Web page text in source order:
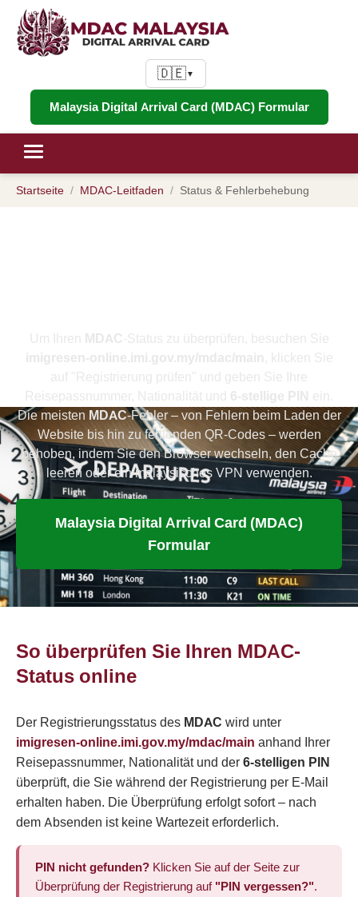
🇩🇪▼
Malaysia Digital Arrival Card (MDAC) Formular
Startseite MDAC-Leitfaden Status & Fehlerbehebung
Die meisten MDAC-Fehler – von Fehlern beim Laden der
Website bis hin zu fehlenden QR-Codes – werden
behoben, indem Sie den Browser wechseln, den Cache
leeren oder ein malaysisches VPN verwenden.
Malaysia Digital Arrival Card (MDAC)
Formular
So überprüfen Sie Ihren MDAC-
Status online
Der Registrierungsstatus des MDAC wird unter
imigresen-online.imi.gov.my/mdac/main anhand Ihrer
Reisepassnummer, Nationalität und der6-stelligen PIN
überprüft, die Sie während der Registrierung per E-Mail
erhalten haben. Die Überprüfung erfolgt sofort – nach
dem Absenden ist keine Wartezeit erforderlich.
PIN nicht gefunden? Klicken Sie auf der Seite zur
Überprüfung der Registrierung auf "PIN vergessen?".